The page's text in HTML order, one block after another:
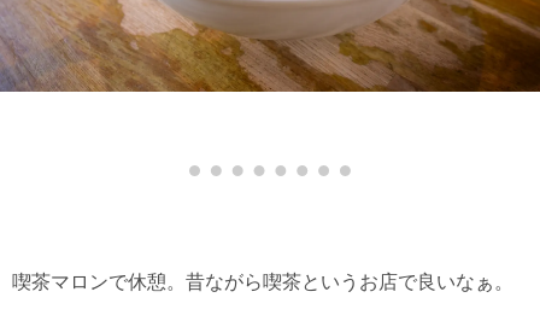
喫茶マロンで休憩。昔ながら喫茶というお店で良いなぁ。